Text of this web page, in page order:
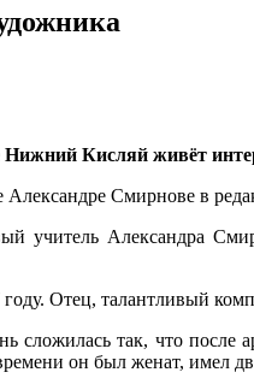
Нижний Кисляй живёт
Александре Смирнове в
учитель Александра
Отец, талантливый
сложилась так, что
он был женат, имел